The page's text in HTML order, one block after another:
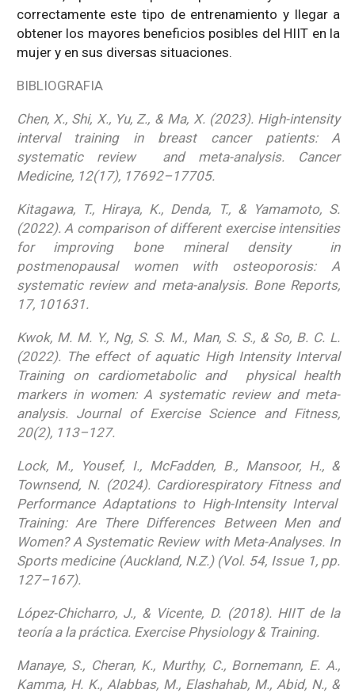
correctamente este tipo de entrenamiento y llegar a
obtener los mayores beneficios posibles del HIIT en la
mujer y en sus diversas situaciones.
BIBLIOGRAFIA
Chen, X., Shi, X., Yu, Z., & Ma, X. (2023). High-intensity
interval training in breast cancer patients: A
systematic review and meta-analysis. Cancer
Medicine, 12(17), 17692–17705.
Kitagawa, T., Hiraya, K., Denda, T., & Yamamoto, S.
(2022). A comparison of different exercise intensities
for improving bone mineral density in
postmenopausal women with osteoporosis: A
systematic review and meta-analysis. Bone Reports,
17, 101631.
Kwok, M. M. Y., Ng, S. S. M., Man, S. S., & So, B. C. L.
(2022). The effect of aquatic High Intensity Interval
Training on cardiometabolic and physical health
markers in women: A systematic review and meta-
analysis. Journal of Exercise Science and Fitness,
20(2), 113–127.
Lock, M., Yousef, I., McFadden, B., Mansoor, H., &
Townsend, N. (2024). Cardiorespiratory Fitness and
Performance Adaptations to High-Intensity Interval
Training: Are There Differences Between Men and
Women? A Systematic Review with Meta-Analyses. In
Sports medicine (Auckland, N.Z.) (Vol. 54, Issue 1, pp.
127–167).
López-Chicharro, J., & Vicente, D. (2018). HIIT de la
teoría a la práctica. Exercise Physiology & Training.
Manaye, S., Cheran, K., Murthy, C., Bornemann, E. A.,
Kamma, H. K., Alabbas, M., Elashahab, M., Abid, N., &